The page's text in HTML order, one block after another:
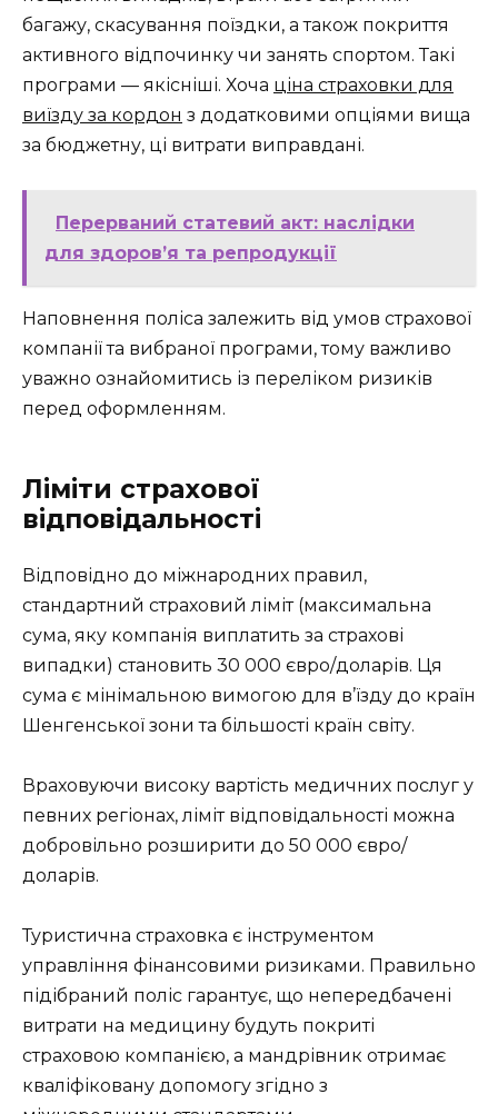
багажу, скасування поїздки, а також покриття
активного відпочинку чи занять спортом. Такі
програми — якісніші. ​​Хоча ціна страховки для
виїзду за кордон з додатковими опціями вища
за бюджетну, ці витрати виправдані.
Перерваний статевий акт: наслідки
для здоров’я та репродукції
Наповнення поліса залежить від умов страхової
компанії та вибраної програми, тому важливо
уважно ознайомитись із переліком ризиків
перед оформленням.
Ліміти страхової
відповідальності
Відповідно до міжнародних правил,
стандартний страховий ліміт (максимальна
сума, яку компанія виплатить за страхові
випадки) становить 30 000 євро/доларів. Ця
сума є мінімальною вимогою для в’їзду до країн
Шенгенської зони та більшості країн світу.
Враховуючи високу вартість медичних послуг у
певних регіонах, ліміт відповідальності можна
добровільно розширити до 50 000 євро/
доларів.
Туристична страховка є інструментом
управління фінансовими ризиками. Правильно
підібраний поліс гарантує, що непередбачені
витрати на медицину будуть покриті
страховою компанією, а мандрівник отримає
кваліфіковану допомогу згідно з